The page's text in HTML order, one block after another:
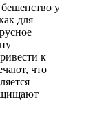
у
для
к
что